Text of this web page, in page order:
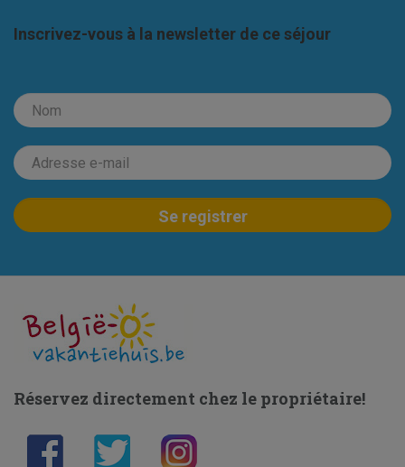
Inscrivez-vous à la newsletter de ce séjour
Réservez directement chez le propriétaire!